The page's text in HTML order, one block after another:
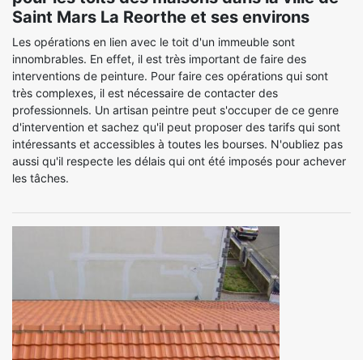
Saint Mars La Reorthe et ses environs
Les opérations en lien avec le toit d'un immeuble sont
innombrables. En effet, il est très important de faire des
interventions de peinture. Pour faire ces opérations qui sont
très complexes, il est nécessaire de contacter des
professionnels. Un artisan peintre peut s'occuper de ce genre
d'intervention et sachez qu'il peut proposer des tarifs qui sont
intéressants et accessibles à toutes les bourses. N'oubliez pas
aussi qu'il respecte les délais qui ont été imposés pour achever
les tâches.